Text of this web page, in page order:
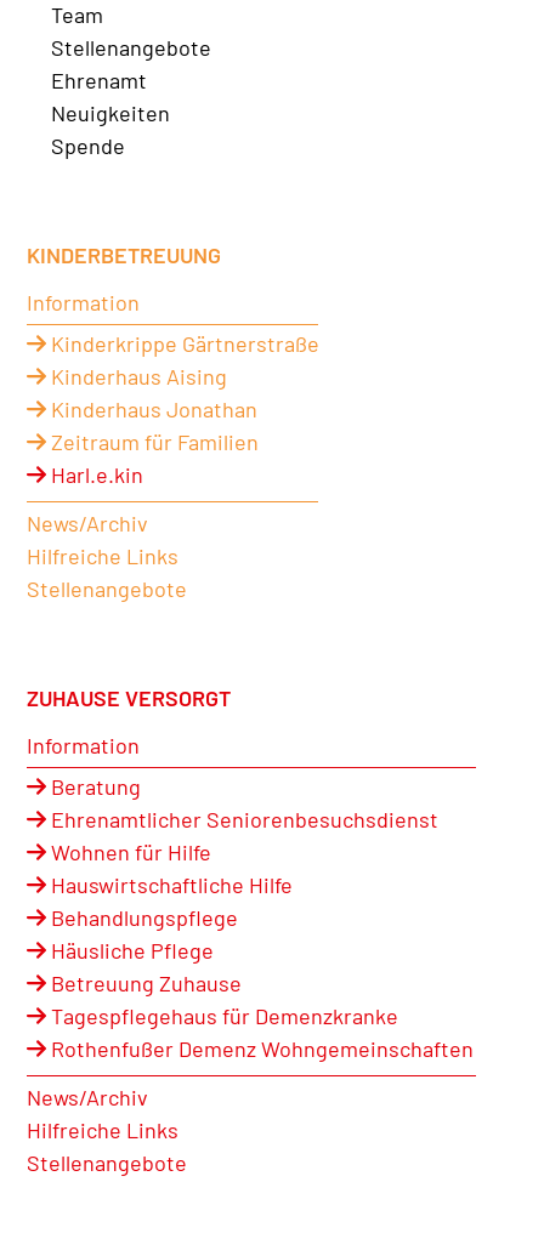
Team
Stellenangebote
Ehrenamt
Neuigkeiten
Spende
KINDERBETREUUNG
Information
Kinderkrippe Gärtnerstraße
Kinderhaus Aising
Kinderhaus Jonathan
Zeitraum für Familien
Harl.e.kin
News/Archiv
Hilfreiche Links
Stellenangebote
ZUHAUSE VERSORGT
Information
Beratung
Ehrenamtlicher Seniorenbesuchsdienst
Wohnen für Hilfe
Hauswirtschaftliche Hilfe
Behandlungspflege
Häusliche Pflege
Betreuung Zuhause
Tagespflegehaus für Demenzkranke
Rothenfußer Demenz Wohngemeinschaften
News/Archiv
Hilfreiche Links
Stellenangebote